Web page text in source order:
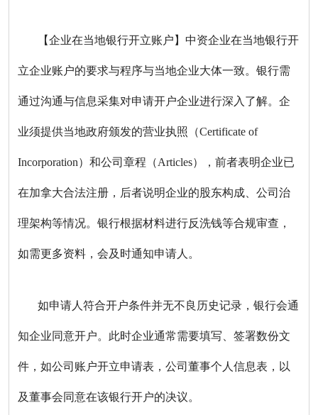
【企业在当地银行开立账户】中资企业在当地银行开
立企业账户的要求与程序与当地企业大体一致。银行需
通过沟通与信息采集对申请开户企业进行深入了解。企
业须提供当地政府颁发的营业执照（Certificate of
Incorporation）和公司章程（Articles），前者表明企业已
在加拿大合法注册，后者说明企业的股东构成、公司治
理架构等情况。银行根据材料进行反洗钱等合规审查，
如需更多资料，会及时通知申请人。
如申请人符合开户条件并无不良历史记录，银行会通
知企业同意开户。此时企业通常需要填写、签署数份文
件，如公司账户开立申请表，公司董事个人信息表，以
及董事会同意在该银行开户的决议。